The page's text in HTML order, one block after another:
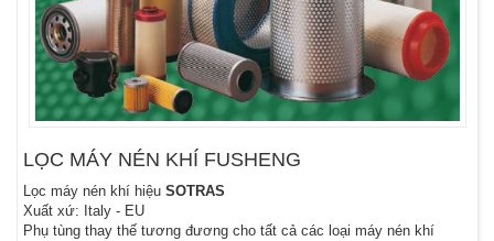
LỌC MÁY NÉN KHÍ FUSHENG
Lọc máy nén khí hiệu SOTRAS
Xuất xứ: Italy - EU
Phụ tùng thay thế tương đương cho tất cả các loại máy nén khí